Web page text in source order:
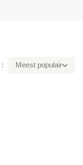
Meest populair